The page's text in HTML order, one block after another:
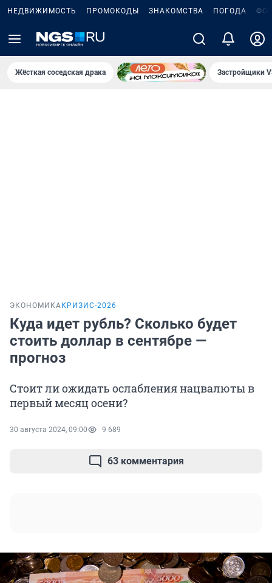
НЕДВИЖИМОСТЬ ПРОМОКОДЫ ЗНАКОМСТВА ПОГОДА
Жёсткая соседская драка Застройщики
ЭКОНОМИКА КРИЗИС-2026
Куда идет рубль? Сколько будет
стоить доллар в сентябре —
прогноз
Стоит ли ожидать ослабления нацвалюты в
первый месяц осени?
30 августа 2024, 09:00 9 689
63 комментария